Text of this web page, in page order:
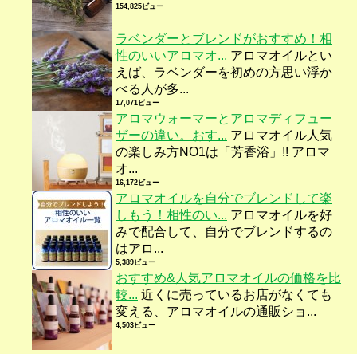
154,825ビュー
ラベンダーとブレンドがおすすめ！相
性のいいアロマオ... アロマオイルとい
えば、ラベンダーを初めの方思い浮か
べる人が多...
17,071ビュー
アロマウォーマーとアロマディフュー
ザーの違い。おす... アロマオイル人気
の楽しみ方NO1は「芳香浴」!! アロマ
オ...
16,172ビュー
アロマオイルを自分でブレンドして楽
しもう！相性のい... アロマオイルを好
みで配合して、自分でブレンドするの
はアロ...
5,389ビュー
おすすめ&人気アロマオイルの価格を比
較... 近くに売っているお店がなくても
変える、アロマオイルの通販ショ...
4,503ビュー